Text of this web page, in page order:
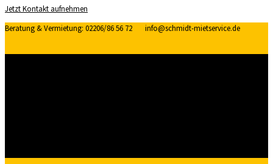
Jetzt Kontakt aufnehmen
Beratung & Vermietung: 02206/86 56 72 info@schmidt-mietservice.de